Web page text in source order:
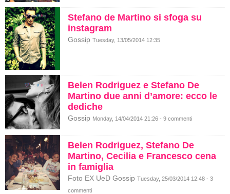
Stefano de Martino si sfoga su
instagram
Gossip Tuesday, 13/05/2014 12:35
Belen Rodriguez e Stefano De
Martino due anni d’amore: ecco le
dediche
Gossip Monday, 14/04/2014 21:26 - 9 commenti
Belen Rodriguez, Stefano De
Martino, Cecilia e Francesco cena
in famiglia
Foto EX UeD Gossip Tuesday, 25/03/2014 12:48 - 3
commenti